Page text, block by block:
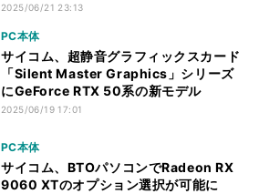
2025/06/21 23:13
PC本体
サイコム、超静音グラフィックスカード
「Silent Master Graphics」シリーズ
にGeForce RTX 50系の新モデル
2025/06/19 17:01
PC本体
サイコム、BTOパソコンでRadeon RX
9060 XTのオプション選択が可能に